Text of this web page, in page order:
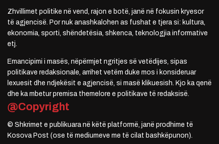
Zhvillimet politike në vend, rajon e botë, janë në fokusin kryesor
të agjencisë. Por nuk anashkalohen as fushat e tjera si: kultura,
ekonomia, sporti, shëndetësia, shkenca, teknologjia informative
etj.
Emancipimi i masës, nëpërmjet ngritjes së vetëdijes, sipas
politikave redaksionale, arrihet vetëm duke mos i konsideruar
lexuesit dhe ndjekësit e agjencisë, si masë klikuesish. Kjo ka qenë
dhe ka mbetur premisa themelore e politikave të redaksisë.
@Copyright
© Shkrimet e publikuara në këtë platformë, janë prodhime të
Kosova Post (ose të mediumeve me të cilat bashkëpunon).